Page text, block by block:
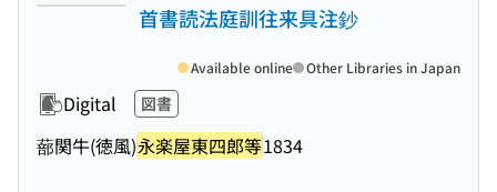
首書読法庭訓往来具注鈔
Digital 図書
蔀関牛(徳風)永楽屋東四郎等1834
Available online Other Libraries in Japan